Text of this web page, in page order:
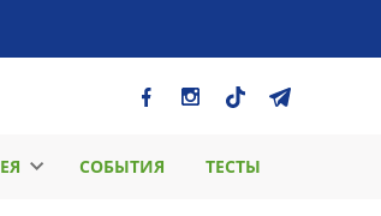
СОБЫТИЯ ТЕСТЫ